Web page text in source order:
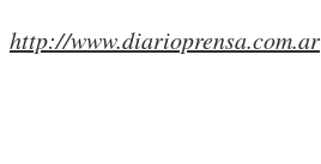
http://www.diarioprensa.com.ar